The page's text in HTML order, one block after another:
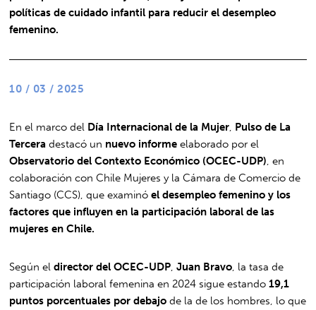
políticas de cuidado infantil para reducir el desempleo
femenino.
10 / 03 / 2025
En el marco del Día Internacional de la Mujer Pulso de La
Tercera destacó un nuevo informe elaborado por el
Observatorio del Contexto Económico (OCEC-UDP) , en
colaboración con Chile Mujeres y la Cámara de Comercio de
Santiago (CCS), que examinóel desempleo femenino y los
factores que influyen en la participación laboral de las
mujeres en Chile.
Según eldirector del OCEC-UDP ,Juan Bravo , la tasa de
participación laboral femenina en 2024 sigue estando19,1
puntos porcentuales por debajo de la de los hombres, lo que